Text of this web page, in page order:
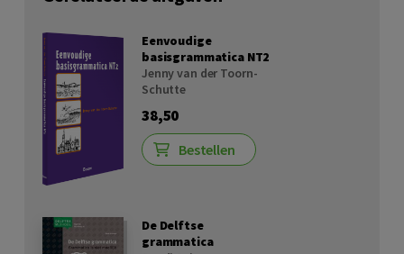
Eenvoudige
basisgrammatica NT2
Jenny van der Toorn-
Schutte
38,50
Bestellen
De Delftse
grammatica